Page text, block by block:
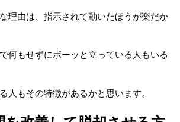
理由は、指示されて動いたほうが楽だか
何もせずにボーッと立っている人もいる
人もその特徴があるかと思います。